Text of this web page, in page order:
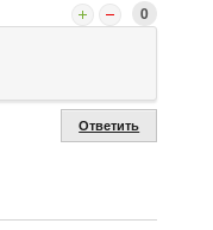
0
Ответить